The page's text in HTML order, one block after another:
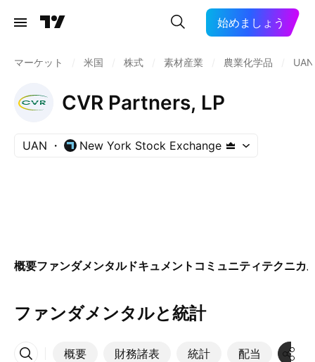
始めましょう
マーケット 米国 株式 素材産業 農業化学品 UAN
CVR Partners, LP
UAN New York Stock Exchange
概要ファンダメンタルドキュメント コミュニティテクニカ
ファンダメンタルと統計
概要 財務諸表 統計 配当 決算